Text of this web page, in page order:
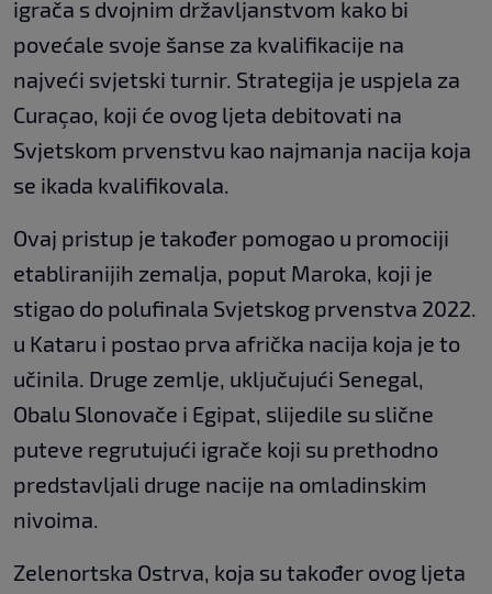
igrača s dvojnim državljanstvom kako bi
povećale svoje šanse za kvalifikacije na
najveći svjetski turnir. Strategija je uspjela za
Curaçao, koji će ovog ljeta debitovati na
Svjetskom prvenstvu kao najmanja nacija koja
se ikada kvalifikovala.
Ovaj pristup je također pomogao u promociji
etabliranijih zemalja, poput Maroka, koji je
stigao do polufinala Svjetskog prvenstva 2022.
u Kataru i postao prva afrička nacija koja je to
učinila. Druge zemlje, uključujući Senegal,
Obalu Slonovače i Egipat, slijedile su slične
puteve regrutujući igrače koji su prethodno
predstavljali druge nacije na omladinskim
nivoima.
Zelenortska Ostrva, koja su također ovog ljeta